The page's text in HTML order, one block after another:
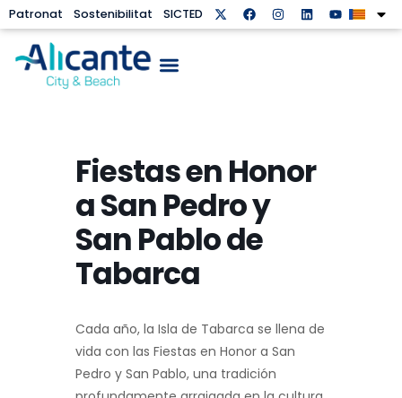
Patronat Sostenibilitat SICTED
Fiestas en Honor
a San Pedro y
San Pablo de
Tabarca
Cada año, la Isla de Tabarca se llena de
vida con las Fiestas en Honor a San
Pedro y San Pablo, una tradición